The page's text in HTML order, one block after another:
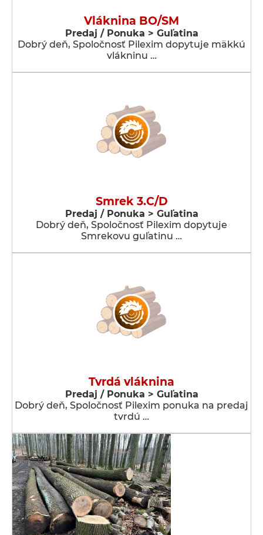
Vláknina BO/SM
Predaj / Ponuka > Guľatina
Dobrý deň, Spoločnosť Pilexim dopytuje mäkkú
vlákninu …
Smrek 3.C/D
Predaj / Ponuka > Guľatina
Dobrý deň, Spoločnosť Pilexim dopytuje
Smrekovu guľatinu …
Tvrdá vláknina
Predaj / Ponuka > Guľatina
Dobrý deň, Spoločnosť Pilexim ponuka na predaj
tvrdú …